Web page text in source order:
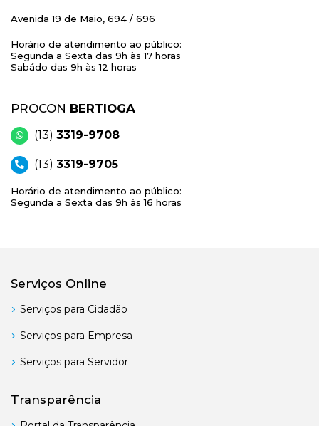
Avenida 19 de Maio, 694 / 696
Horário de atendimento ao público:
Segunda a Sexta das 9h às 17 horas
Sabádo das 9h às 12 horas
PROCON BERTIOGA
(13) 3319-9708
(13) 3319-9705
Horário de atendimento ao público:
Segunda a Sexta das 9h às 16 horas
Serviços Online
Serviços para Cidadão
Serviços para Empresa
Serviços para Servidor
Transparência